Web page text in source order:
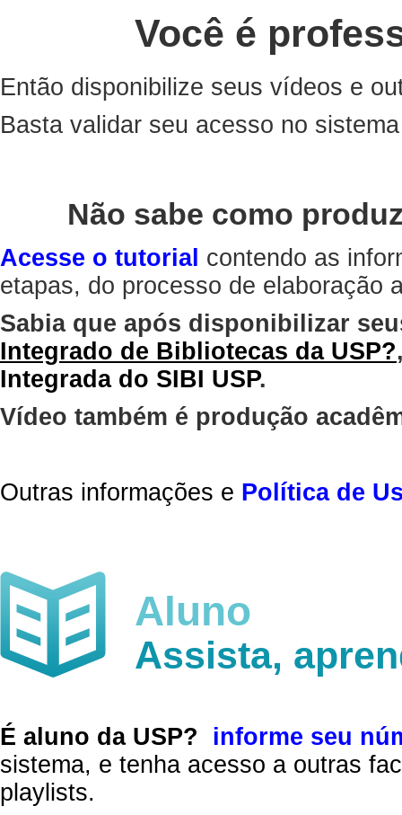
Você é
Então disponibilize seus vídeos e
Basta validar seu acesso no
Não sabe como
Acesse o tutorial contendo as
etapas, do processo de elaboração
Sabia que após disponibilizar
Integrado de Bibliotecas da USP?
Integrada do SIBI USP.
Vídeo também é produção
Outras informações e Política de
Aluno
Assista,
É aluno da USP?
informe seu
sistema, e tenha acesso a outras
playlists.